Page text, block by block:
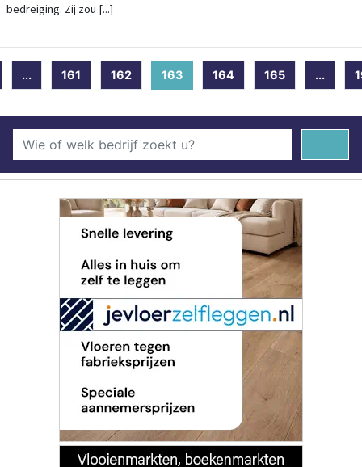
bedreiging. Zij zou [...]
... 161 162 163 (current)
164 165 ...